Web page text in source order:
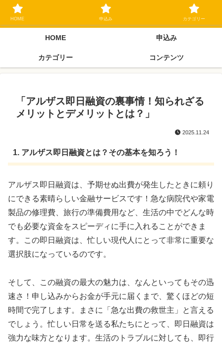
ブラックリスト長期延滞中でもOK 独自審査フリーローン 在籍確認なしの街
金クローネにご相談ください
HOME 申込み
カテゴリー コンテンツ
「アルザス即日融資の裏事情！知られざる
メリットとデメリットとは？」
2025.11.24
1. アルザス即日融資とは？その基本を知ろう！
アルザス即日融資は、予期せぬ出費が発生したときに頼り
にできる素晴らしい金融サービスです！急な病院代や家電
製品の修理費、旅行の準備費用など、生活の中でどんな時
でも必要な資金をスピーディに手に入れることができま
す。この即日融資は、忙しい現代人にとって非常に重要な
選択肢になっているのです。
そして、この融資の最大の魅力は、なんといってもその迅
速さ！申し込みからお金が手元に届くまで、驚くほどの短
時間で完了します。まさに「急な出費の救世主」と言える
でしょう。忙しい日常を送る私たちにとって、即日融資は
強力な味方となります。生活のトラブルに対しても、即行
HOME 申込み カテゴリー